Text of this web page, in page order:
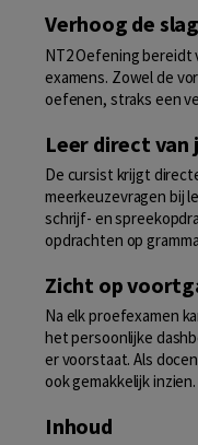
Verhoog de
NT2 Oefening bereidt
examens. Zowel de
oefenen, straks een
Leer direct van
De cursist krijgt
meerkeuzevragen bij
schrijf- en
opdrachten op
Zicht op
Na elk proefexamen
het persoonlijke
er voorstaat. Als
ook gemakkelijk inzien.
Inhoud